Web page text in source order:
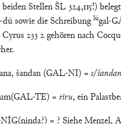
Stellen ŠL 324,115!)
sowie die Schreibung lúgal-
Cyrus 233 2 gehören nach
šandan (GAL-NI) = s/
TE) = tīru, ein
= ? Siehe Menzel,